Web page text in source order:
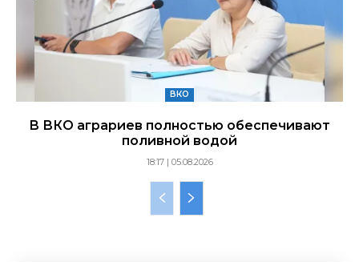
ВКО
В ВКО аграриев полностью обеспечивают
поливной водой
18:17 | 05.08.2026